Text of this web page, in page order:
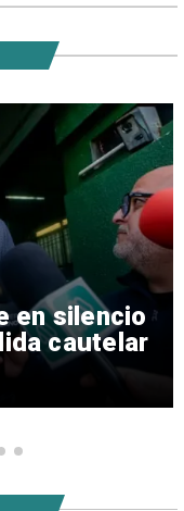
en silencio
cautelar